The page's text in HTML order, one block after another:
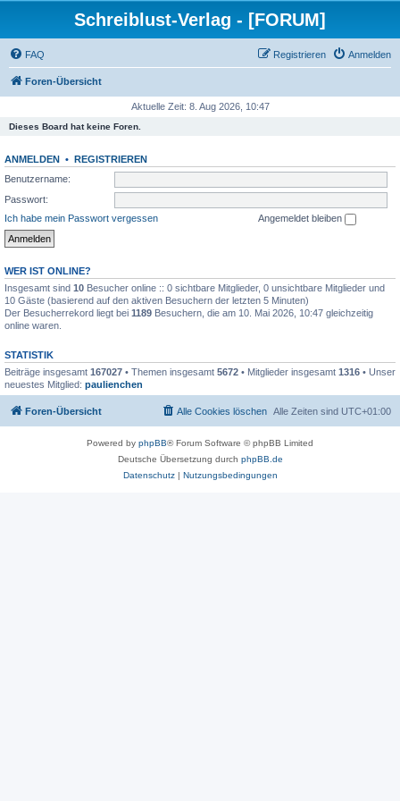
Schreiblust-Verlag - [FORUM]
FAQ Anmelden
Registrieren
Foren-Übersicht
Aktuelle Zeit: 8. Aug 2026, 10:47
Dieses Board hat keine Foren.
ANMELDEN • REGISTRIEREN
Benutzername:
Passwort:
Ich habe mein Passwort vergessen
Angemeldet bleiben
WER IST ONLINE?
Insgesamt sind 10 Besucher online :: 0 sichtbare Mitglieder, 0 unsichtbare Mitglieder und
10 Gäste (basierend auf den aktiven Besuchern der letzten 5 Minuten)
Der Besucherrekord liegt bei 1189 Besuchern, die am 10. Mai 2026, 10:47 gleichzeitig
online waren.
STATISTIK
Beiträge insgesamt 167027 • Themen insgesamt 5672 • Mitglieder insgesamt 1316 • Unser
neuestes Mitglied: paulienchen
Foren-Übersicht Alle Zeiten sind UTC+01:00
Alle Cookies löschen
Powered by phpBB® Forum Software © phpBB Limited
Deutsche Übersetzung durch phpBB.de
Datenschutz| Nutzungsbedingungen